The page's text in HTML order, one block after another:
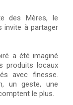
des Mères, le
invite à partager
a été imaginé
produits locaux
avec finesse.
un geste, une
le plus.